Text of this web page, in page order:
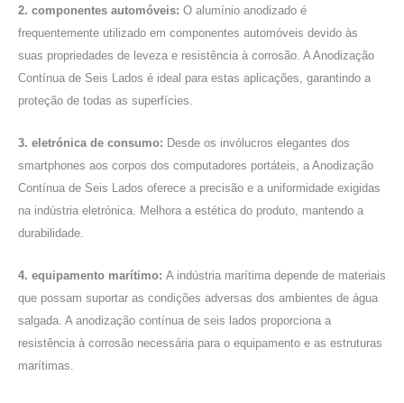
2. componentes automóveis: O alumínio anodizado é
frequentemente utilizado em componentes automóveis devido às
suas propriedades de leveza e resistência à corrosão. A Anodização
Contínua de Seis Lados é ideal para estas aplicações, garantindo a
proteção de todas as superfícies.
3. eletrónica de consumo: Desde os invólucros elegantes dos
smartphones aos corpos dos computadores portáteis, a Anodização
Contínua de Seis Lados oferece a precisão e a uniformidade exigidas
na indústria eletrónica. Melhora a estética do produto, mantendo a
durabilidade.
4. equipamento marítimo: A indústria marítima depende de materiais
que possam suportar as condições adversas dos ambientes de água
salgada. A anodização contínua de seis lados proporciona a
resistência à corrosão necessária para o equipamento e as estruturas
marítimas.